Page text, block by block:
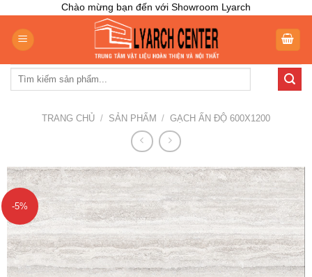
content
Chào mừng bạn đến với Showroom Lyarch
Tìm
TRANG CHỦ / SẢN PHẨM / GẠCH ẤN ĐỘ 600X1200
-5%